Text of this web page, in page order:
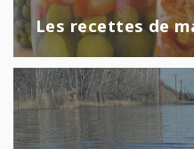
Les recettes de